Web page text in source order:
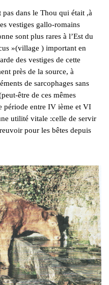
dans le Thou qui était ,à
vestiges gallo-romains
sont plus rares à l’Est du
»(village ) important en
des vestiges de cette
près de la source, à
de sarcophages sans
être de ces mêmes
période entre IV ième et VI
utilité vitale :celle de servir
pour les bêtes depuis